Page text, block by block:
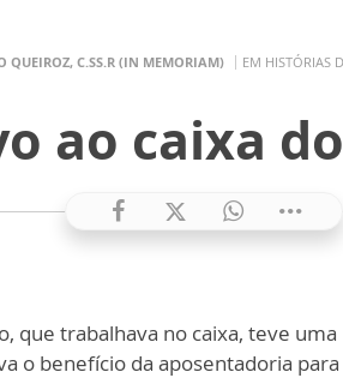
QUEIROZ, C.SS.R (IN MEMORIAM) EM HISTÓRIAS
ao caixa
que trabalhava no caixa, teve uma
o benefício da aposentadoria